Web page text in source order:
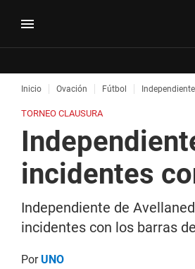
Inicio Ovación Fútbol
TORNEO CLAUSURA
incidentes
Independiente de
incidentes con los barras
PorUNO